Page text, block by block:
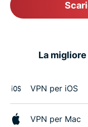
La
VPN per iOS
VPN per Mac